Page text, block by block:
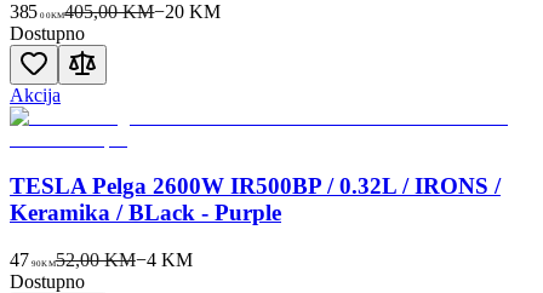
385 00KM405,00 KM−20 KM
Dostupno
Akcija
TESLA Pelga 2600W IR500BP / 0.32L / IRONS /
Keramika / BLack - Purple
47 90KM52,00 KM−4KM
Dostupno